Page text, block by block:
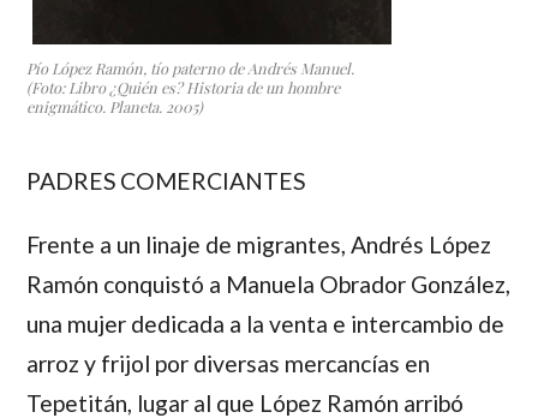
Pío López Ramón, tío paterno de Andrés Manuel.
(Foto: Libro¿Quién es? Historia de un hombre
enigmático. Planeta. 2005)
PADRES COMERCIANTES
Frente a un linaje de migrantes,Andrés López
Ramón conquistó a Manuela Obrador González,
una mujer dedicada a la venta e intercambio de
arroz y frijol por diversas mercancías en
Tepetitán, lugar al que López Ramón arribó